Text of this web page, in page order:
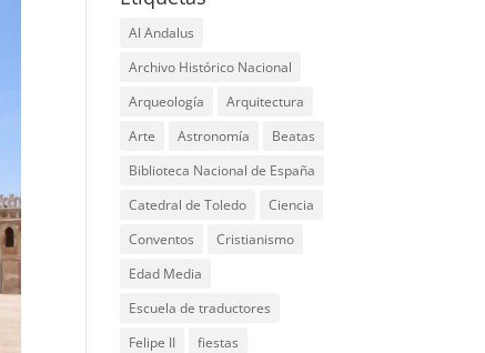
Al Andalus
Archivo Histórico Nacional
Arqueología
Arquitectura
Arte
Astronomía
Beatas
Biblioteca Nacional de España
Catedral de Toledo
Ciencia
Conventos
Cristianismo
Edad Media
Escuela de traductores
Felipe II
fiestas